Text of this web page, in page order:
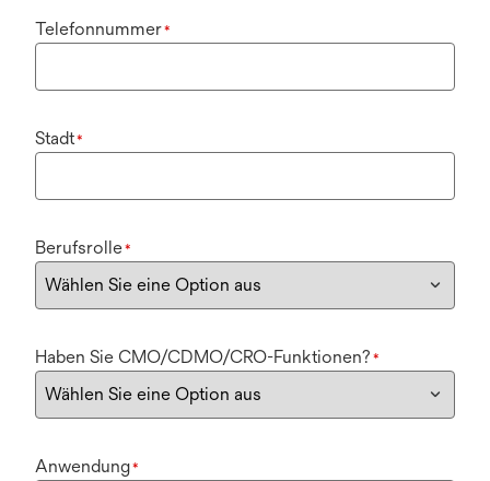
Telefonnummer*
Stadt*
Berufsrolle*
Haben Sie CMO/CDMO/CRO-Funktionen? *
Anwendung*